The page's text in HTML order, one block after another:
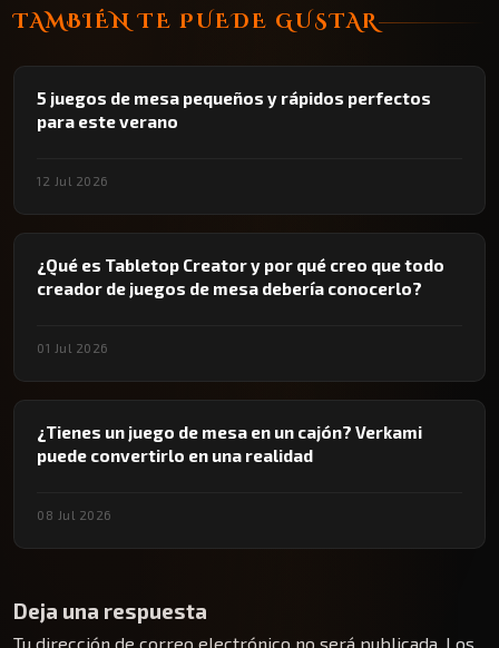
TAMBIÉN TE PUEDE GUSTAR
5 juegos de mesa pequeños y rápidos perfectos
para este verano
12 Jul 2026
¿Qué es Tabletop Creator y por qué creo que todo
creador de juegos de mesa debería conocerlo?
01 Jul 2026
¿Tienes un juego de mesa en un cajón? Verkami
puede convertirlo en una realidad
08 Jul 2026
Deja una respuesta
Tu dirección de correo electrónico no será publicada. Los